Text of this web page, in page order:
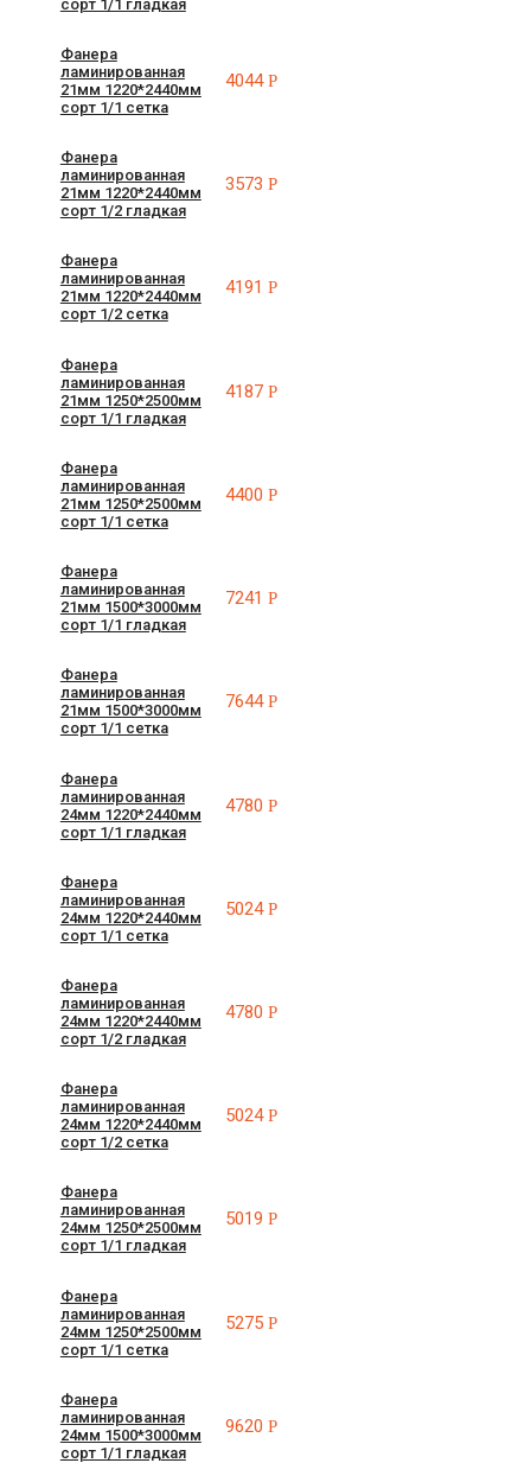
сорт 1/1 гладкая
Фанера
ламинированная
21мм 1220*2440мм
сорт 1/1 сетка
4044Р
Фанера
ламинированная
21мм 1220*2440мм
сорт 1/2 гладкая
3573Р
Фанера
ламинированная
21мм 1220*2440мм
сорт 1/2 сетка
4191Р
Фанера
ламинированная
21мм 1250*2500мм
сорт 1/1 гладкая
4187Р
Фанера
ламинированная
21мм 1250*2500мм
сорт 1/1 сетка
4400Р
Фанера
ламинированная
21мм 1500*3000мм
сорт 1/1 гладкая
7241Р
Фанера
ламинированная
21мм 1500*3000мм
сорт 1/1 сетка
7644Р
Фанера
ламинированная
24мм 1220*2440мм
сорт 1/1 гладкая
4780Р
Фанера
ламинированная
24мм 1220*2440мм
сорт 1/1 сетка
5024Р
Фанера
ламинированная
24мм 1220*2440мм
сорт 1/2 гладкая
4780Р
Фанера
ламинированная
24мм 1220*2440мм
сорт 1/2 сетка
5024Р
Фанера
ламинированная
24мм 1250*2500мм
сорт 1/1 гладкая
5019Р
Фанера
ламинированная
24мм 1250*2500мм
сорт 1/1 сетка
5275Р
Фанера
ламинированная
24мм 1500*3000мм
сорт 1/1 гладкая
9620Р